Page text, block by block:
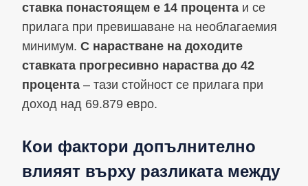
ставка понастоящем е 14 процента и се
прилага при превишаване на необлагаемия
минимум. С нарастване на доходите
ставката прогресивно нараства до 42
процента – тази стойност се прилага при
доход над 69.879 евро.
Кои фактори допълнително
влияят върху разликата между